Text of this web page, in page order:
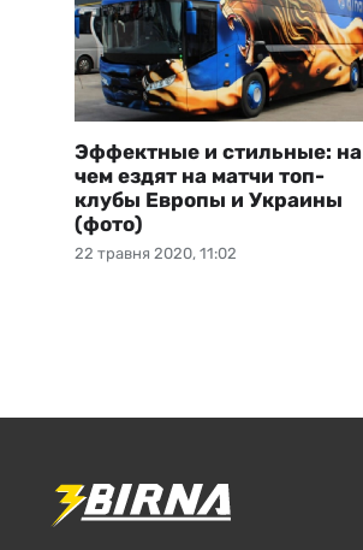
22 травня 2020, 11:02
Эффектные и стильные: на
чем ездят на матчи топ-
клубы Европы и Украины
(фото)